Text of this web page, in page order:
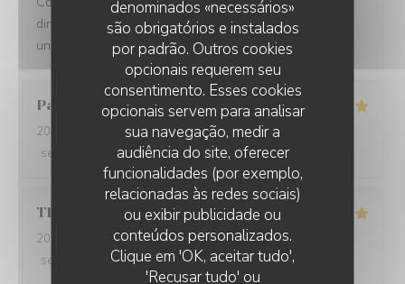
denominados «necessários»
são obrigatórios e instalados
por padrão. Outros cookies
opcionais requerem seu
consentimento. Esses cookies
opcionais servem para analisar
sua navegação, medir a
audiência do site, oferecer
funcionalidades (por exemplo,
relacionadas às redes sociais)
ou exibir publicidade ou
conteúdos personalizados.
Clique em 'OK, aceitar tudo',
'Recusar tudo' ou
dinner was tasty with fresh ingredients and served with
unexpected flavors.
Paolo
2025-12-29
- 20:00 - guests 2
service
ambience: 5/5 menu: 5 /5 quality_price
Thomas
2025-12-31
- 20:00 - guests 2
service
ambience:5 /5 menu:5/5 quality_price